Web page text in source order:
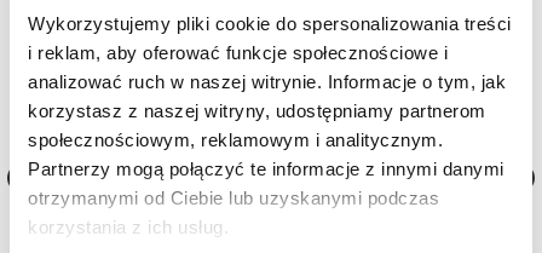
Wykorzystujemy pliki cookie do spersonalizowania treści
i reklam, aby oferować funkcje społecznościowe i
analizować ruch w naszej witrynie. Informacje o tym, jak
korzystasz z naszej witryny, udostępniamy partnerom
społecznościowym, reklamowym i analitycznym.
Partnerzy mogą połączyć te informacje z innymi danymi
otrzymanymi od Ciebie lub uzyskanymi podczas
korzystania z ich usług.
Zegarek męski Breitling Top Time B01
Deus